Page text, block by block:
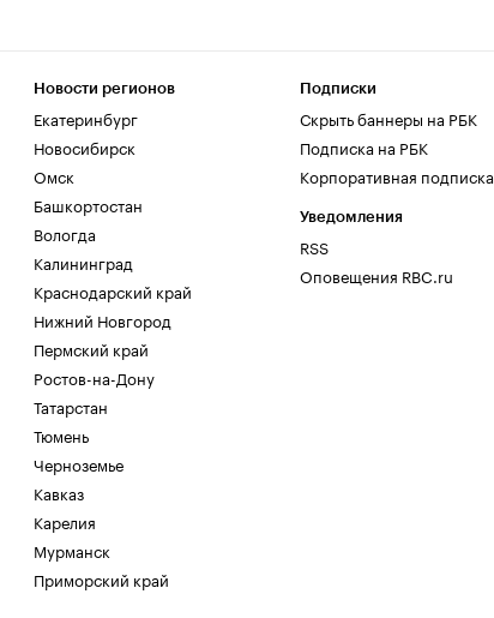
Новости регионов
Екатеринбург
Новосибирск
Омск
Башкортостан
Вологда
Калининград
Краснодарский край
Нижний Новгород
Пермский край
Ростов-на-Дону
Татарстан
Тюмень
Черноземье
Кавказ
Карелия
Мурманск
Приморский край
Подписки
Скрыть баннеры на РБК
Подписка на РБК
Корпоративная подписка
Уведомления
RSS
Оповещения RBC.ru